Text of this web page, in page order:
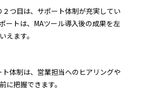
つ目は、サポート体制が充実してい
ートは、MAツール導入後の成果を左
えます。
体制は、営業担当へのヒアリングや
に把握できます。